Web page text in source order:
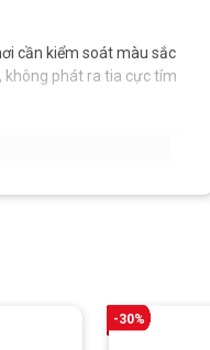
cần kiểm soát màu sắc
không phát ra tia cực tím
-30%